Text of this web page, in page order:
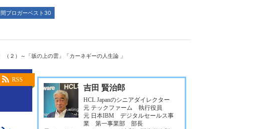
間ブロガーベスト30
２）～「坂の上の雲」「カーネギーの人生論 」
RSS
吉田 賢治郎
HCL Japanのシニアダイレクター
元 テックファーム 執行役員
元 日本IBM デジタルセールス事
業 第一事業部 部長